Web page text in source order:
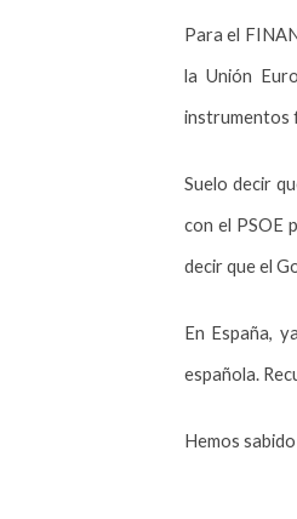
Para el
la Unión
instrumentos
Suelo decir
con el PSOE
decir que el
En España,
española.
Hemos